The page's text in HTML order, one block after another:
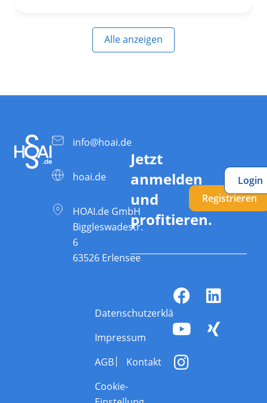
Alle anzeigen
info@hoai.de
hoai.de
HOAI.de GmbH
Biggleswadestr.
6
63526 Erlensee
Jetzt
anmelden
und
profitieren.
Registrieren
Login
Datenschutzerklärung
Impressum
AGB
Kontakt
Cookie-